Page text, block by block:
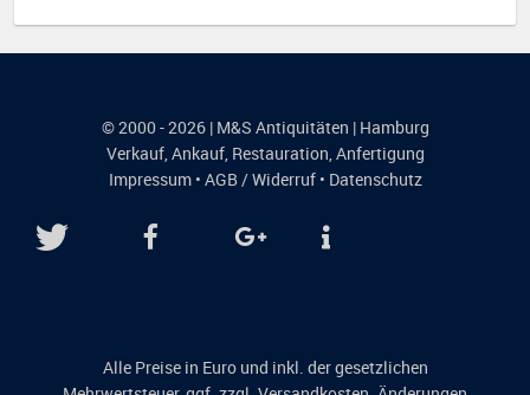
© 2000 - 2026 | M&S Antiquitäten | Hamburg
Verkauf,Ankauf, Restauration,Anfertigung
Impressum• AGB / Widerruf• Datenschutz
Alle Preise in Euro und inkl. der gesetzlichen